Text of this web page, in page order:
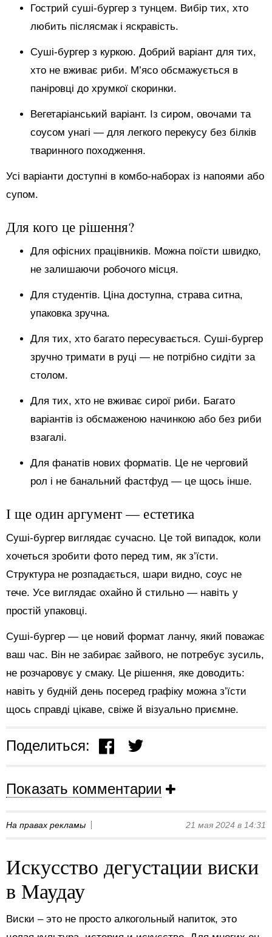
Гострий суші-бургер з тунцем. Вибір тих, хто
любить післясмак і яскравість.
Суші-бургер з куркою. Добрий варіант для тих,
хто не вживає риби. М’ясо обсмажується в
паніровці до хрумкої скоринки.
Вегетаріанський варіант. Із сиром, овочами та
соусом унагі — для легкого перекусу без білків
тваринного походження.
Усі варіанти доступні в комбо-наборах із напоями або
супом.
Для кого це рішення?
Для офісних працівників. Можна поїсти швидко,
не залишаючи робочого місця.
Для студентів. Ціна доступна, страва ситна,
упаковка зручна.
Для тих, хто багато пересувається. Суші-бургер
зручно тримати в руці — не потрібно сидіти за
столом.
Для тих, хто не вживає сирої риби. Багато
варіантів із обсмаженою начинкою або без риби
взагалі.
Для фанатів нових форматів. Це не черговий
рол і не банальний фастфуд — це щось інше.
І ще один аргумент — естетика
Суші-бургер виглядає сучасно. Це той випадок, коли
хочеться зробити фото перед тим, як з’їсти.
Структура не розпадається, шари видно, соус не
тече. Усе виглядає охайно й стильно — навіть у
простій упаковці.
Суші-бургер — це новий формат ланчу, який поважає
ваш час. Він не забирає зайвого, не потребує зусиль,
не розчаровує у смаку. Це рішення, яке доводить:
навіть у будній день посеред графіку можна з’їсти
щось справді цікаве, свіже й візуально приємне.
Поделиться:
Показать комментарии
На правах рекламы 21 мая 2024 в 14:31
Искусство дегустации виски
в Маудау
Виски – это не просто алкогольный напиток, это